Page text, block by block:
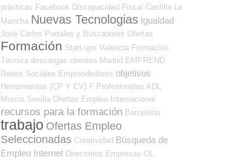
prácticas Facebook Discapacidad Fiscal Castilla La
Mancha Nuevas Tecnologias Igualdad
José Carlos Portales y Buscadores Ofertas
Formación Start-ups Valencia Formación
Técnica descargas clientes Madrid EMPREND
Redes Sociales Emprendedores objetivos
Herramientas (CP Y CV) F Profesionales ADL
Murcia Sevilla Ofertas Empleo Internacional
recursos para la formación Barcelona
trabajo Ofertas Empleo
Seleccionadas Creatividad Búsqueda de
Empleo Internet Directorios Empresas OL